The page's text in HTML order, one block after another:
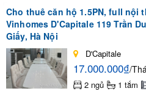
Cho thuê căn hộ 1.5PN, full nội
Vinhomes D'Capitale 119 Trần
Giấy, Hà Nội
D'Capitale
17.000.000₫/
2 ngủ 1 tắm